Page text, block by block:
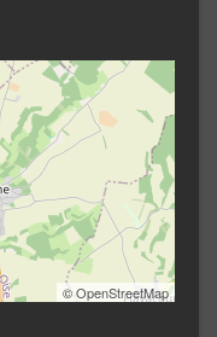
©OpenStreetMap